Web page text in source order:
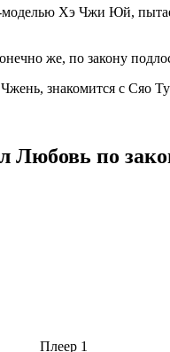
Хэ Чжи Юй,
же, по закону
знакомится с Сяо
Любовь по
Плеер 1